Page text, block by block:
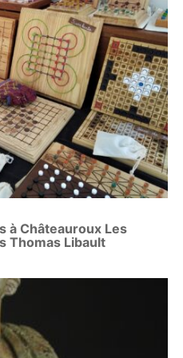
à Châteauroux Les
Thomas Libault